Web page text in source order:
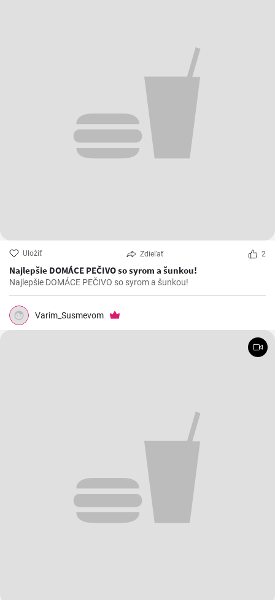
Uložiť Zdieľať 2
Najlepšie DOMÁCE PEČIVO so syrom a šunkou!
Najlepšie DOMÁCE PEČIVO so syrom a šunkou!
Varim_Susmevom